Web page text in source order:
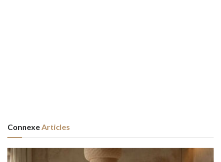
Connexe Articles